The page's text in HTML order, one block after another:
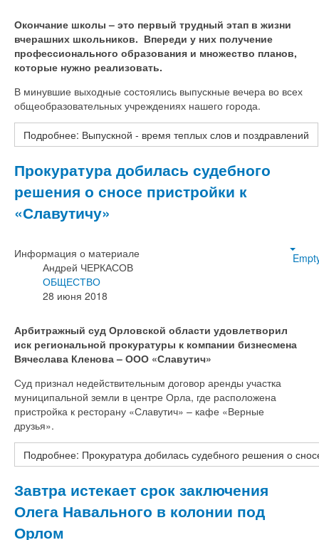
Окончание школы – это первый трудный этап в жизни
вчерашних школьников. Впереди у них получение
профессионального образования и множество планов,
которые нужно реализовать.
В минувшие выходные состоялись выпускные вечера во всех
общеобразовательных учреждениях нашего города.
Подробнее: Выпускной - время теплых слов и поздравлений
Прокуратура добилась судебного
решения о сносе пристройки к
«Славутичу»
Информация о материале
Андрей ЧЕРКАСОВ
ОБЩЕСТВО
28 июня 2018
Арбитражный суд Орловской области удовлетворил
иск региональной прокуратуры к компании бизнесмена
Вячеслава Кленова – ООО «Славутич»
Суд признал недействительным договор аренды участка
муниципальной земли в центре Орла, где расположена
пристройка к ресторану «Славутич» – кафе «Верные
друзья».
Подробнее: Прокуратура добилась судебного решения о
Завтра истекает срок заключения
Олега Навального в колонии под
Орлом